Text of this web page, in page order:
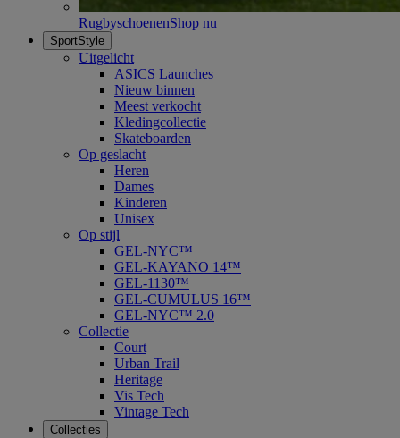
RugbyschoenenShop nu
SportStyle
Uitgelicht
ASICS Launches
Nieuw binnen
Meest verkocht
Kledingcollectie
Skateboarden
Op geslacht
Heren
Dames
Kinderen
Unisex
Op stijl
GEL-NYC™
GEL-KAYANO 14™
GEL-1130™
GEL-CUMULUS 16™
GEL-NYC™ 2.0
Collectie
Court
Urban Trail
Heritage
Vis Tech
Vintage Tech
Collecties